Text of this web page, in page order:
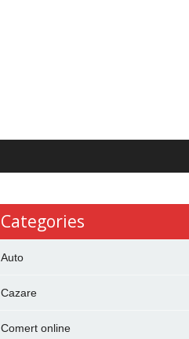
Categories
Auto
Cazare
Comert online